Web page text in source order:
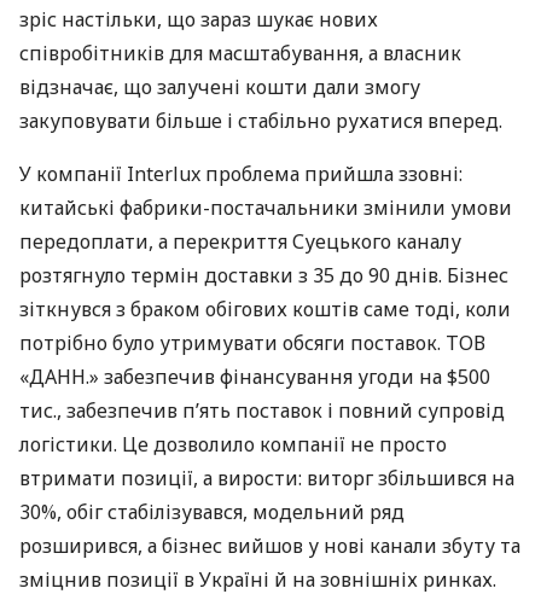
зріс настільки, що зараз шукає нових
співробітників для масштабування, а власник
відзначає, що залучені кошти дали змогу
закуповувати більше і стабільно рухатися вперед.
У компанії Interlux проблема прийшла ззовні:
китайські фабрики-постачальники змінили умови
передоплати, а перекриття Суецького каналу
розтягнуло термін доставки з 35 до 90 днів. Бізнес
зіткнувся з браком обігових коштів саме тоді, коли
потрібно було утримувати обсяги поставок. ТОВ
«ДАНН.» забезпечив фінансування угоди на $500
тис., забезпечив п’ять поставок і повний супровід
логістики. Це дозволило компанії не просто
втримати позиції, а вирости: виторг збільшився на
30%, обіг стабілізувався, модельний ряд
розширився, а бізнес вийшов у нові канали збуту та
зміцнив позиції в Україні й на зовнішніх ринках.